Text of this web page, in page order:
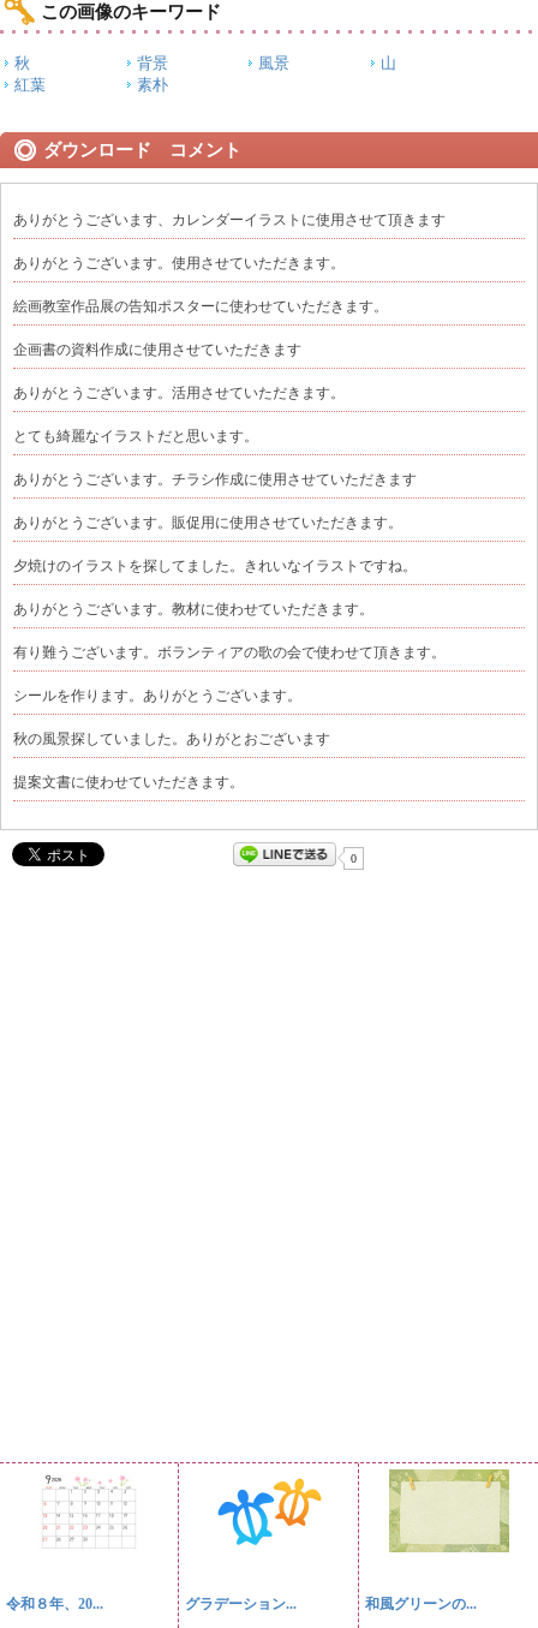
この画像のキーワード
秋 背景 風景
山
紅葉
素朴
ダウンロード コメント
ありがとうございます、カレンダーイラストに使用させて頂きます
ありがとうございます。使用させていただきます。
絵画教室作品展の告知ポスターに使わせていただきます。
企画書の資料作成に使用させていただきます
ありがとうございます。活用させていただきます。
とても綺麗なイラストだと思います。
ありがとうございます。チラシ作成に使用させていただきます
ありがとうございます。販促用に使用させていただきます。
夕焼けのイラストを探してました。きれいなイラストですね。
ありがとうございます。教材に使わせていただきます。
有り難うございます。ボランティアの歌の会で使わせて頂きます。
シールを作ります。ありがとうございます。
秋の風景探していました。ありがとおございます
提案文書に使わせていただきます。
0
令和８年、20... グラデーション... 和風グリーンの...